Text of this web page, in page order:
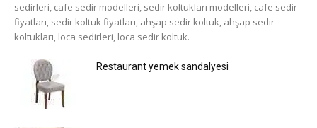
sedirleri, cafe sedir modelleri, sedir koltukları modelleri, cafe sedir
fiyatları, sedir koltuk fiyatları, ahşap sedir koltuk, ahşap sedir
koltukları, loca sedirleri, loca sedir koltuk.
Restaurant yemek sandalyesi